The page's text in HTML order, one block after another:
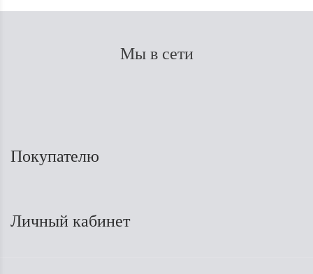
Мы в сети
Покупателю
Личный кабинет